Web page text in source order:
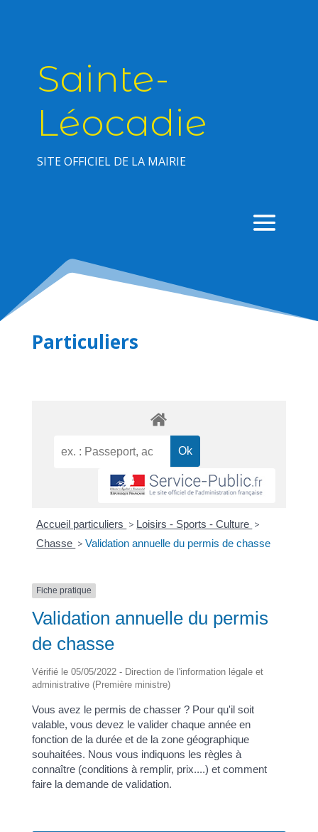
Sainte-
Léocadie
SITE OFFICIEL DE LA MAIRIE
Particuliers
Accueil particuliers > Loisirs - Sports - Culture >
Chasse > Validation annuelle du permis de chasse
Fiche pratique
Validation annuelle du permis
de chasse
Vérifié le 05/05/2022 - Direction de l'information légale et
administrative (Première ministre)
Vous avez le permis de chasser ? Pour qu'il soit
valable, vous devez le valider chaque année en
fonction de la durée et de la zone géographique
souhaitées. Nous vous indiquons les règles à
connaître (conditions à remplir, prix....) et comment
faire la demande de validation.